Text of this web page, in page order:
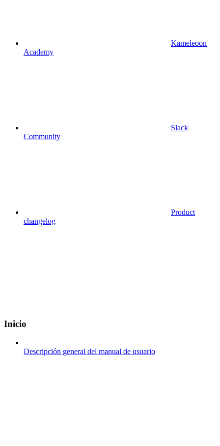
Kameleoon
Academy
Slack
Community
Product
changelog
Inicio
Descripción general del manual de usuario